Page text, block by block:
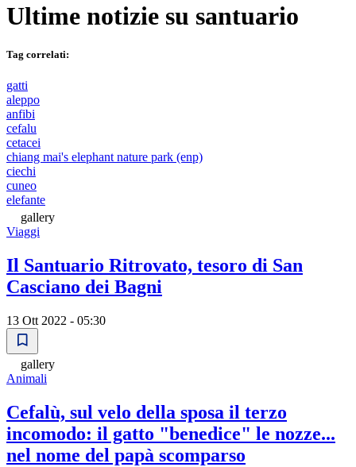
Ultime notizie su santuario
Tag correlati:
gatti
aleppo
anfibi
cefalu
cetacei
chiang mai's elephant nature park (enp)
ciechi
cuneo
elefante
gallery
Viaggi
Il Santuario Ritrovato, tesoro di San
Casciano dei Bagni
13 Ott 2022 - 05:30
gallery
Animali
Cefalù, sul velo della sposa il terzo
incomodo: il gatto "benedice" le nozze...
nel nome del papà scomparso